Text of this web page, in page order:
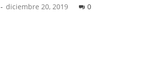
- diciembre 20, 2019 0